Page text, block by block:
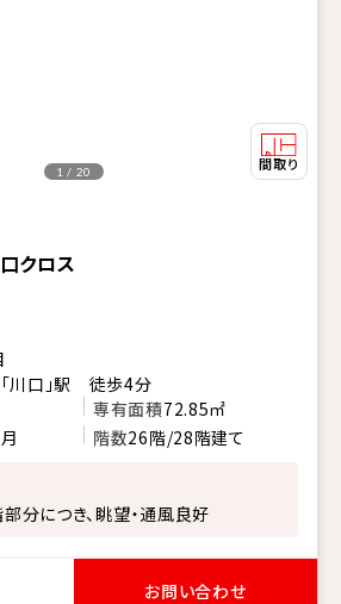
クロス
1 / 20
川口」駅 徒歩4分
専有面積72.85㎡
階数26階/28階建て
分につき、眺望・通風良好
お問い合わせ